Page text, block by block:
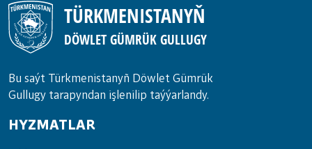
TÜRKMENISTANYŇ
DÖWLET GÜMRÜK GULLUGY
Bu saýt Türkmenistanyñ Döwlet Gümrük
Gullugy tarapyndan işlenilip taýýarlandy.
HYZMATLAR